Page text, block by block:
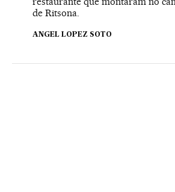
de Ritsona.
ANGEL LOPEZ SOTO